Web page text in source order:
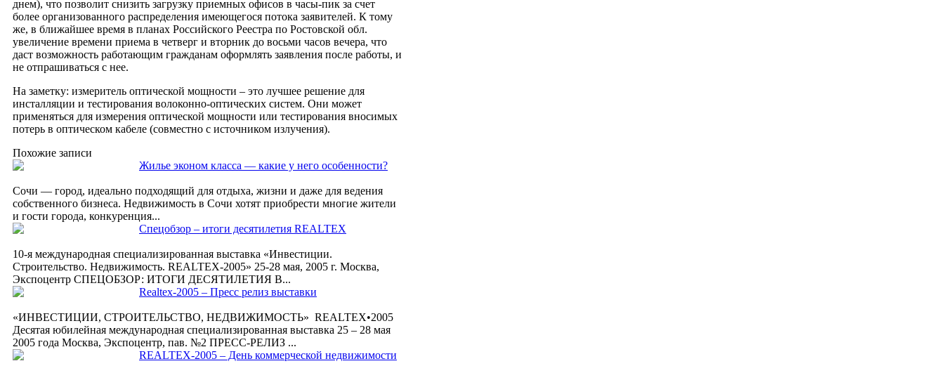
днем), что позволит снизить загрузку приемных офисов в часы-пик за счет
более организованного распределения имеющегося потока заявителей. К тому
же, в ближайшее время в планах Российского Реестра по Ростовской обл.
увеличение времени приема в четверг и вторник до восьми часов вечера, что
даст возможность работающим гражданам оформлять заявления после работы, и
не отпрашиваться с нее.
На заметку: измеритель оптической мощности – это лучшее решение для
инсталляции и тестирования волоконно-оптических систем. Они может
применяться для измерения оптической мощности или тестирования вносимых
потерь в оптическом кабеле (совместно с источником излучения).
Похожие записи
Жилье эконом класса — какие у него особенности?
Сочи — город, идеально подходящий для отдыха, жизни и даже для ведения
собственного бизнеса. Недвижимость в Сочи хотят приобрести многие жители
и гости города, конкуренция...
Спецобзор – итоги десятилетия REALTEX
10-я международная специализированная выставка «Инвестиции.
Строительство. Недвижимость. REALTEX-2005» 25-28 мая, 2005 г. Москва,
Экспоцентр СПЕЦОБЗОР: ИТОГИ ДЕСЯТИЛЕТИЯ В...
Realtex-2005 – Пресс релиз выставки
«ИНВЕСТИЦИИ, СТРОИТЕЛЬСТВО, НЕДВИЖИМОСТЬ» REALTEX•2005
Десятая юбилейная международная специализированная выставка 25 – 28 мая
2005 года Москва, Экспоцентр, пав. №2 ПРЕСС-РЕЛИЗ ...
REALTEX-2005 – День коммерческой недвижимости